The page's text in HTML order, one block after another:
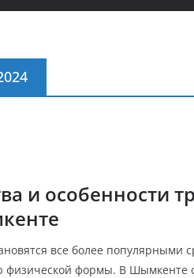
и особенности
все более популярными
физической формы. В Шымкенте